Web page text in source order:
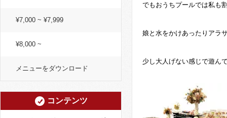
でもおうちプールでは私も
娘と水をかけあったりアラ
少し大人げない感じで遊ん
¥7,000 ~ ¥7,999
¥8,000 ~
メニューをダウンロード
コンテンツ